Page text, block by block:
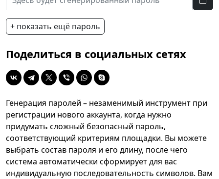
+ показать ещё пароль
Поделиться в социальных сетях
Генерация паролей – незаменимый инструмент при
регистрации нового аккаунта, когда нужно
придумать сложный безопасный пароль,
соответствующий критериям площадки. Вы можете
выбрать состав пароля и его длину, после чего
система автоматически сформирует для вас
индивидуальную последовательность символов. Вам